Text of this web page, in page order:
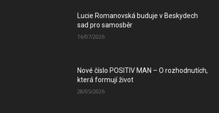
Lucie Romanovská buduje v Beskydech
sad pro samosběr
16/07/2026
Nové číslo POSITIV MAN – O rozhodnutích,
která formují život
28/05/2026